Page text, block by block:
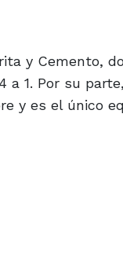
y Cemento,
1. Por su
y es el único